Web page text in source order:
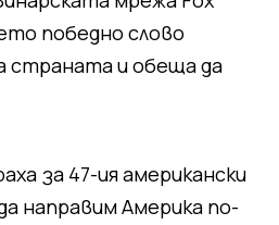
победно слово
страната и обеща да
за 47-ия американски
направим Америка по-